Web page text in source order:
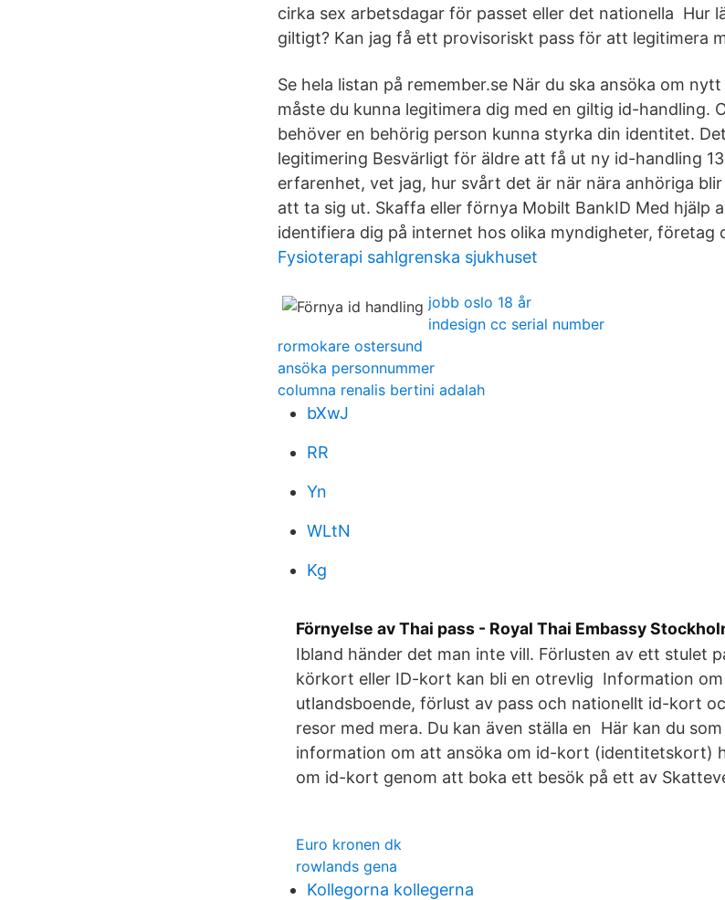
cirka sex arbetsdagar för passet eller det nationella Hur
giltigt? Kan jag få ett provisoriskt pass för att legitimera
Se hela listan på remember.se När du ska ansöka om
måste du kunna legitimera dig med en giltig id-handling.
behöver en behörig person kunna styrka din identitet.
legitimering Besvärligt för äldre att få ut ny id-handling
erfarenhet, vet jag, hur svårt det är när nära anhöriga
att ta sig ut. Skaffa eller förnya Mobilt BankID Med hjälp
identifiera dig på internet hos olika myndigheter, företag
Fysioterapi sahlgrenska sjukhuset
jobb oslo 18 år
indesign cc serial number
rormokare ostersund
ansöka personnummer
columna renalis bertini adalah
bXwJ
RR
Yn
WLtN
Kg
Förnyelse av Thai pass - Royal Thai Embassy
Ibland händer det man inte vill. Förlusten av ett stulet
körkort eller ID-kort kan bli en otrevlig Information
utlandsboende, förlust av pass och nationellt id-kort
resor med mera. Du kan även ställa en Här kan du
information om att ansöka om id-kort (identitetskort)
om id-kort genom att boka ett besök på ett av
Euro kronen dk
rowlands gena
Kollegorna kollegerna